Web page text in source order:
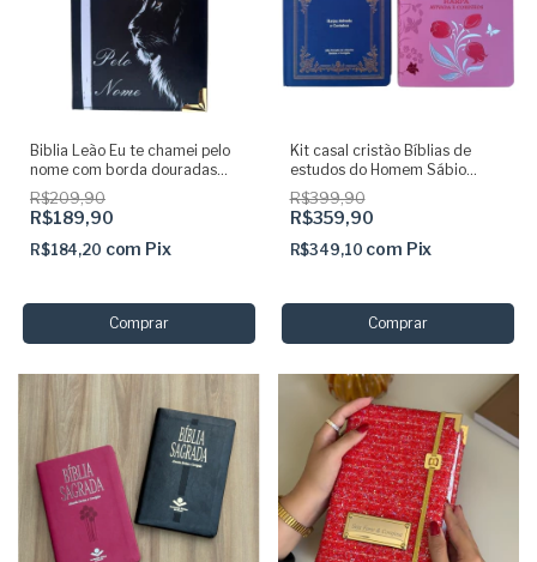
Biblia Leão Eu te chamei pelo
nome com borda douradas
ARC com Harpa capa dura
acolchoada
R$209,90
R$189,90
R$184,20 com Pix
Kit casal cristão Bíblias de
estudos do Homem Sábio
Clássica Azul + Mulher sabia
rosa claro couro
R$399,90
R$359,90
R$349,10 com Pix